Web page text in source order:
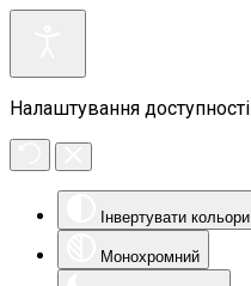
Налаштування доступності
Інвертувати кольори
Монохромний